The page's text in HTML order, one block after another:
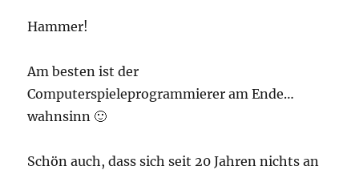
Hammer!
Am besten ist der
Computerspieleprogrammierer am Ende…
wahnsinn 🙂
Schön auch, dass sich seit 20 Jahren nichts an